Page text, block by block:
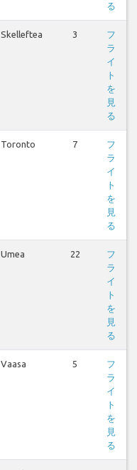
る
Skelleftea 3
フ
ラ
イ
ト
を
見
る
Toronto 7
フ
ラ
イ
ト
を
見
る
Umea 22
フ
ラ
イ
ト
を
見
る
Vaasa 5
フ
ラ
イ
ト
を
見
る